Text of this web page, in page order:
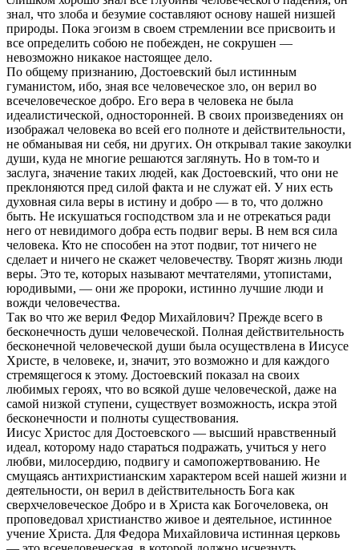
знал, что злоба и безумие составляют основу нашей низшей
природы. Пока эгоизм в своем стремлении все присвоить и
все определить собою не побежден, не сокрушен —
невозможно никакое настоящее дело.
По общему признанию, Достоевский был истинным
гуманистом, ибо, зная все человеческое зло, он верил во
всечеловеческое добро. Его вера в человека не была
идеалистической, односторонней. В своих произведениях он
изображал человека во всей его полноте и действительности,
не обманывая ни себя, ни других. Он открывал такие закоулки
души, куда не многие решаются заглянуть. Но в том-то и
заслуга, значение таких людей, как Достоевский, что они не
преклоняются пред силой факта и не служат ей. У них есть
духовная сила веры в истину и добро — в то, что должно
быть. Не искушаться господством зла и не отрекаться ради
него от невидимого добра есть подвиг веры. В нем вся сила
человека. Кто не способен на этот подвиг, тот ничего не
сделает и ничего не скажет человечеству. Творят жизнь люди
веры. Это те, которых называют мечтателями, утопистами,
юродивыми, — они же пророки, истинно лучшие люди и
вожди человечества.
Так во что же верил Федор Михайлович? Прежде всего в
бесконечность души человеческой. Полная действительность
бесконечной человеческой души была осуществлена в Иисусе
Христе, в человеке, и, значит, это возможно и для каждого
стремящегося к этому. Достоевский показал на своих
любимых героях, что во всякой душе человеческой, даже на
самой низкой ступени, существует возможность, искра этой
бесконечности и полноты существования.
Иисус Христос для Достоевского — высший нравственный
идеал, которому надо стараться подражать, учиться у него
любви, милосердию, подвигу и самопожертвованию. Не
смущаясь антихристианским характером всей нашей жизни и
деятельности, он верил в действительность Бога как
сверхчеловеческое Добро и в Христа как Богочеловека, он
проповедовал христианство живое и деятельное, истинное
учение Христа. Для Федора Михайловича истинная церковь